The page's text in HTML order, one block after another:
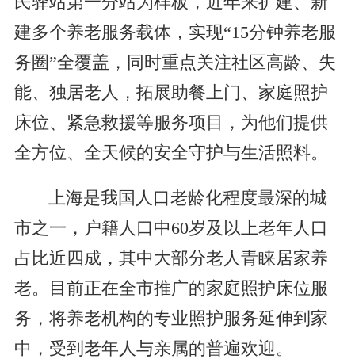
建多个养老服务载体，实现“15分钟养老服
务圈”全覆盖，同时重点关注社区高龄、失
能、独居老人，拓展助餐上门、家庭照护
床位、紧急救援等服务项目，为他们提供
全方位、全天候的安全守护与生活照料。
上海是我国人口老龄化程度最深的城
市之一，户籍人口中60岁及以上老年人口
占比近四成，其中大部分老人青睐居家养
老。目前正在全市推广的家庭照护床位服
务，将养老机构的专业照护服务延伸到家
中，受到老年人与亲属的普遍欢迎。